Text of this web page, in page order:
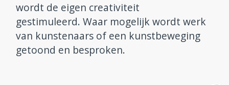
wordt de eigen creativiteit
gestimuleerd. Waar mogelijk wordt werk
van kunstenaars of een kunstbeweging
getoond en besproken.